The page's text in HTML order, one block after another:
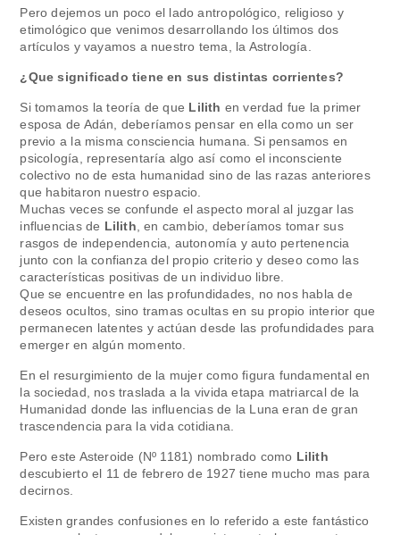
Pero dejemos un poco el lado antropológico, religioso y
etimológico que venimos desarrollando los últimos dos
artículos y vayamos a nuestro tema, la Astrología.
¿Que significado tiene en sus distintas corrientes?
Si tomamos la teoría de que Lilith en verdad fue la primer
esposa de Adán, deberíamos pensar en ella como un ser
previo a la misma consciencia humana. Si pensamos en
psicología, representaría algo así como el inconsciente
colectivo no de esta humanidad sino de las razas anteriores
que habitaron nuestro espacio.
Muchas veces se confunde el aspecto moral al juzgar las
influencias de Lilith , en cambio, deberíamos tomar sus
rasgos de independencia, autonomía y auto pertenencia
junto con la confianza del propio criterio y deseo como las
características positivas de un individuo libre.
Que se encuentre en las profundidades, no nos habla de
deseos ocultos, sino tramas ocultas en su propio interior que
permanecen latentes y actúan desde las profundidades para
emerger en algún momento.
En el resurgimiento de la mujer como figura fundamental en
la sociedad, nos traslada a la vivida etapa matriarcal de la
Humanidad donde las influencias de la Luna eran de gran
trascendencia para la vida cotidiana.
Pero este Asteroide (Nº 1181) nombrado como Lilith
descubierto el 11 de febrero de 1927 tiene mucho mas para
decirnos.
Existen grandes confusiones en lo referido a este fantástico